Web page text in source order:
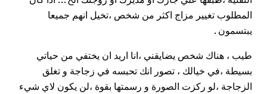
المطلوب تغيير مزاج اكثر من شخص ،تخيل انهم جميعا
يبتسمون .
طيب ، هناك شخص يضايقني ،انا اريد ان يختفي من حياتي
بسيطة ،في خيالك ، تصور انك تحبسه في زجاجة و تغلق
الزجاجة ،لو ركزت الصورة و رسمتها بقوة ،لن يكون لاي شيء